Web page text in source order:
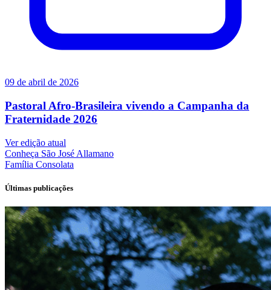
09 de abril de 2026
Pastoral Afro-Brasileira vivendo a Campanha da
Fraternidade 2026
Ver edição atual
Conheça São José Allamano
Família Consolata
Últimas publicações